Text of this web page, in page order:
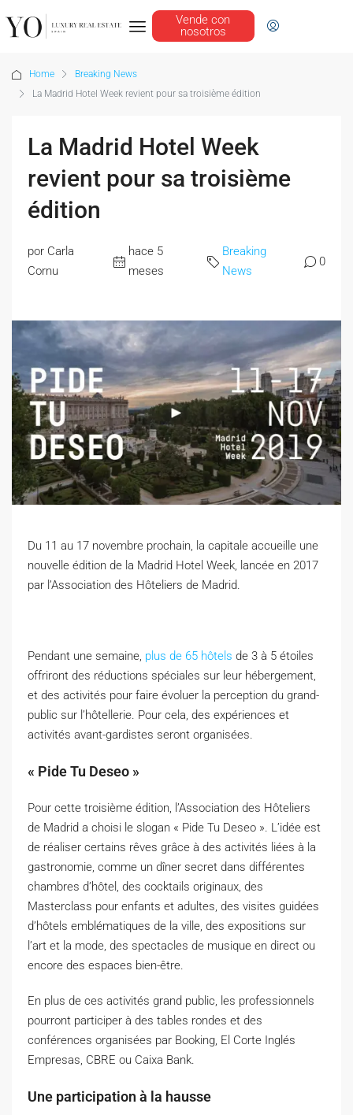
Vende con
nosotros
Home
Breaking News
La Madrid Hotel Week revient pour sa troisième édition
La Madrid Hotel Week
revient pour sa troisième
édition
por Carla
Cornu
hace 5
meses
Breaking
News
0
Du 11 au 17 novembre prochain, la capitale accueille une
nouvelle édition de la Madrid Hotel Week, lancée en 2017
par l’Association des Hôteliers de Madrid.
Pendant une semaine, plus de 65 hôtels de 3 à 5 étoiles
offriront des réductions spéciales sur leur hébergement,
et des activités pour faire évoluer la perception du grand-
public sur l’hôtellerie. Pour cela, des expériences et
activités avant-gardistes seront organisées.
« Pide Tu Deseo »
Pour cette troisième édition, l’Association des Hôteliers
de Madrid a choisi le slogan « Pide Tu Deseo ». L’idée est
de réaliser certains rêves grâce à des activités liées à la
gastronomie, comme un dîner secret dans différentes
chambres d’hôtel, des cocktails originaux, des
Masterclass pour enfants et adultes, des visites guidées
d’hôtels emblématiques de la ville, des expositions sur
l’art et la mode, des spectacles de musique en direct ou
encore des espaces bien-être.
En plus de ces activités grand public, les professionnels
pourront participer à des tables rondes et des
conférences organisées par Booking, El Corte Inglés
Empresas, CBRE ou Caixa Bank.
Une participation à la hausse